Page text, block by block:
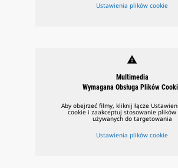
Ustawienia plików cookie
warning
Multimedia
Wymagana Obsługa Plików
Aby obejrzeć filmy, kliknij łącze
cookie i zaakceptuj stosowanie plików
używanych do targetowania
Ustawienia plików cookie